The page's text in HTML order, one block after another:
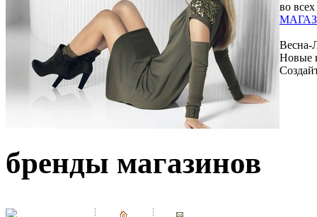
во всех
Весна-
Новые
бренды магазинов